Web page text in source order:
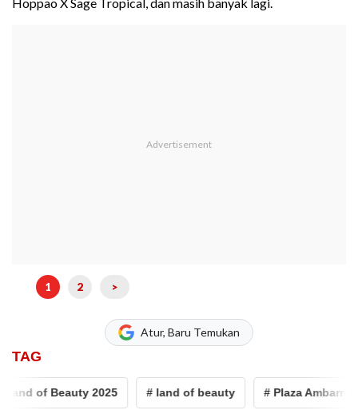
1 2 >
Atur, Baru Temukan
TAG
of Beauty 2025 # land of beauty # Plaza Ambarrukmo